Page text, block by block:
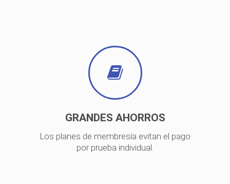
GRANDES AHORROS
Los planes de membresía evitan el pago
por prueba individual.